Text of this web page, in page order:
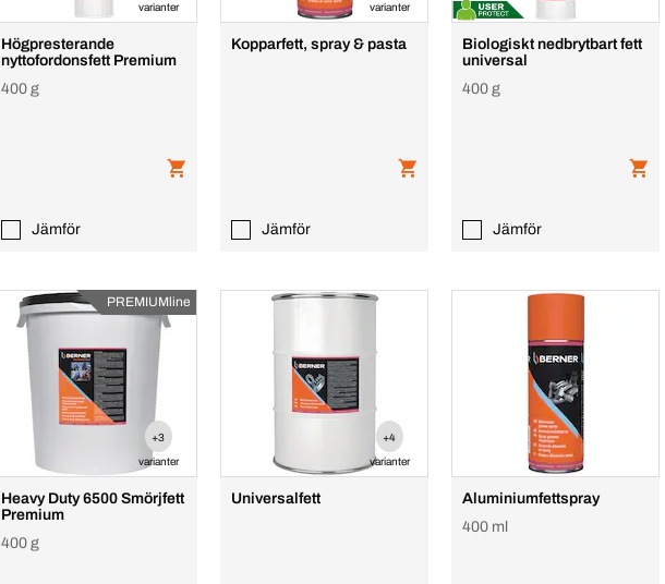
varianter
Högpresterande
nyttofordonsfett Premium
400 g
Jämför
varianter
Kopparfett, spray & pasta
Jämför
Biologiskt nedbrytbart fett
universal
400 g
Jämför
PREMIUMline
+3
varianter
Heavy Duty 6500 Smörjfett
Premium
400 g
+4
varianter
Universalfett
Aluminiumfettspray
400 ml